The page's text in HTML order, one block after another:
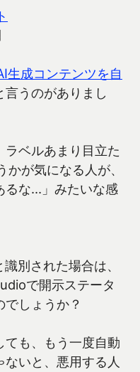
生成コンテンツを自
言うのがありまし
ラベルあまり目立た
が気になる人が、
るな…」みたいな感
別された場合は、
で開示ステータ
しょうか？
も、もう一度自動
いと、悪用する人